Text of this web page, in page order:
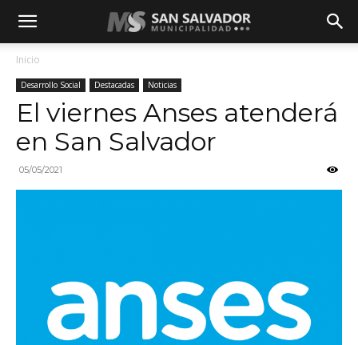
Inicio
Desarrollo Social Destacadas Noticias
El viernes Anses atenderá
en San Salvador
05/05/2021